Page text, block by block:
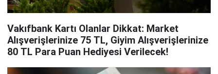
Vakıfbank Kartı Olanlar Dikkat: Market
Alışverişlerinize 75 TL, Giyim Alışverişlerinize
80 TL Para Puan Hediyesi Verilecek!